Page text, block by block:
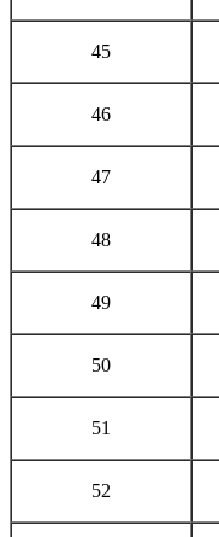
45
46
47
48
49
50
51
52